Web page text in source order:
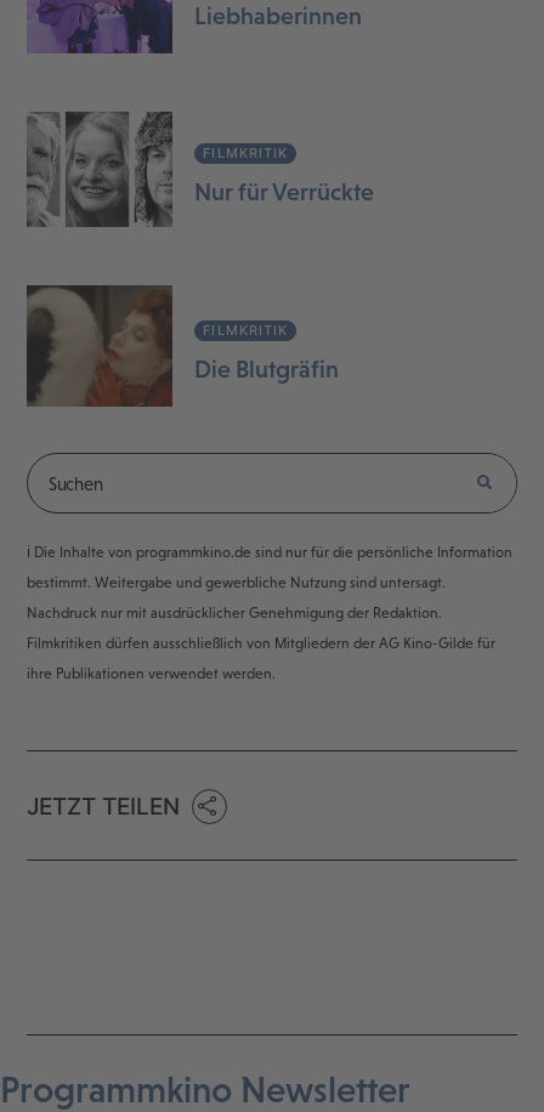
Liebhaberinnen
FILMKRITIK
Nur für Verrückte
FILMKRITIK
Die Blutgräfin
ℹ️ Die Inhalte von programmkino.de sind nur für die persönliche Information
bestimmt. Weitergabe und gewerbliche Nutzung sind untersagt.
Nachdruck nur mit ausdrücklicher Genehmigung der Redaktion.
Filmkritiken dürfen ausschließlich von Mitgliedern der AG Kino-Gilde für
ihre Publikationen verwendet werden.
JETZT TEILEN
Programmkino Newsletter